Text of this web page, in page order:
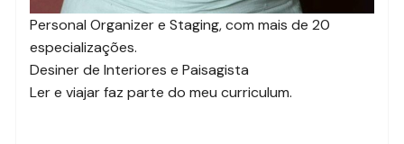
Personal Organizer e Staging, com mais de 20
especializações.
Desiner de Interiores e Paisagista
Ler e viajar faz parte do meu curriculum.